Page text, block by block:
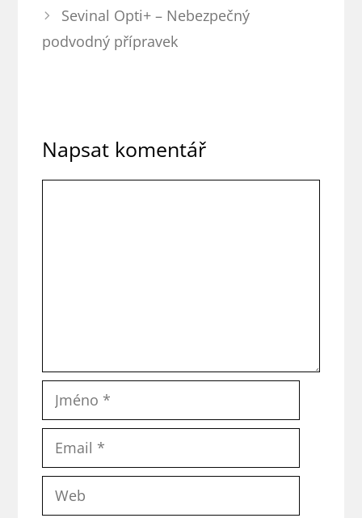
Sevinal Opti+ – Nebezpečný
podvodný přípravek
Napsat komentář
Jméno
Email
Web